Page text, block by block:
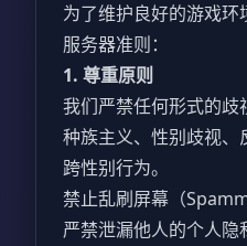
为了维护良好的游戏
服务器准则：
1. 尊重原则
我们严禁任何形式的
种族主义、性别歧视
跨性别行为。
禁止乱刷屏幕（
严禁泄漏他人的个人隐